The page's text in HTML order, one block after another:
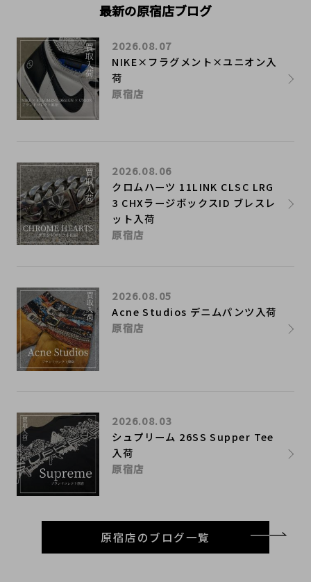
最新の原宿店ブログ
NIKE×フラグメント×ユニオン入
荷
2026.08.07
原宿店
クロムハーツ 11LINK CLSC LRG
3 CHXラージボックスID ブレスレ
ット入荷
2026.08.06
原宿店
Acne Studios デニムパンツ入荷
2026.08.05
原宿店
シュプリーム 26SS Supper Tee
入荷
2026.08.03
原宿店
原宿店のブログ一覧